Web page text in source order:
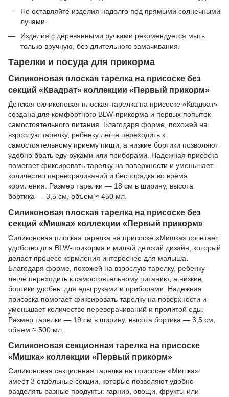
Не оставляйте изделия надолго под прямыми солнечными
лучами.
Изделия с деревянными ручками рекомендуется мыть
только вручную, без длительного замачивания.
Тарелки и посуда для прикорма
Силиконовая плоская тарелка на присоске без
секций «Квадрат» коллекции «Первый прикорм»
Детская силиконовая плоская тарелка на присоске «Квадрат»
создана для комфортного BLW-прикорма и первых попыток
самостоятельного питания. Благодаря форме, похожей на
взрослую тарелку, ребенку легче переходить к
самостоятельному приему пищи, а низкие бортики позволяют
удобно брать еду руками или приборами. Надежная присоска
помогает фиксировать тарелку на поверхности и уменьшает
количество переворачиваний и беспорядка во время
кормления. Размер тарелки — 18 см в ширину, высота
бортика — 3,5 см, объем ≈ 450 мл.
Силиконовая плоская тарелка на присоске без
секций «Мишка» коллекции «Первый прикорм»
Силиконовая плоская тарелка на присоске «Мишка» сочетает
удобство для BLW-прикорма и милый детский дизайн, который
делает процесс кормления интереснее для малыша.
Благодаря форме, похожей на взрослую тарелку, ребенку
легче переходить к самостоятельному питанию, а низкие
бортики удобны для еды руками и приборами. Надежная
присоска помогает фиксировать тарелку на поверхности и
уменьшает количество переворачиваний и пролитой еды.
Размер тарелки — 19 см в ширину, высота бортика — 3,5 см,
объем ≈ 500 мл.
Силиконовая секционная тарелка на присоске
«Мишка» коллекции «Первый прикорм»
Силиконовая секционная тарелка на присоске «Мишка»
имеет 3 отдельные секции, которые позволяют удобно
разделять разные продукты: гарнир, овощи, фрукты или